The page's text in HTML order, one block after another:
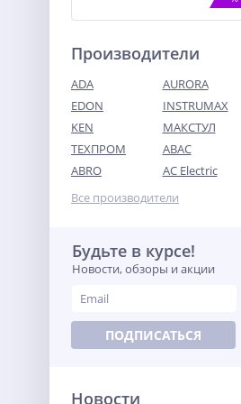
Станок для гибки
арматуры TOR GW40A (E)
123 738
Производители
ADA
AURORA
EDON
INSTRUMAX
KEN
МАКСТУЛ
ТЕХПРОМ
ABAC
ABRO
AC Electric
Все производители
Будьте в курсе!
Новости, обзоры и акции
ПОДПИСАТЬСЯ
Новости